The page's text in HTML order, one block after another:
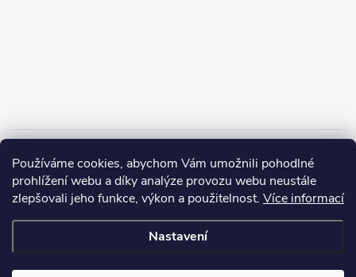
Používáme cookies, abychom Vám umožnili pohodlné
prohlížení webu a díky analýze provozu webu neustále
zlepšovali jeho funkce, výkon a použitelnost. Více informací
Nastavení
Copyright 2026ZERP Rybářské potřeby. Všechna práva vyhrazena.